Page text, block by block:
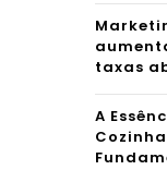
taxas
A